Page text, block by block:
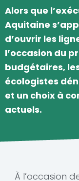
Alors que
Aquitaine
d’ouvrir les
l’occasion du
budgétaires,
écologistes
et un choix à
actuels.
À l’occasion